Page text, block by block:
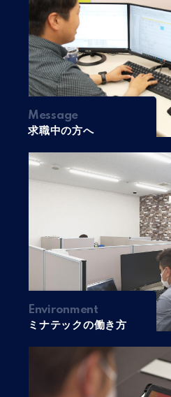
Message
求職中の方へ
Environment
ミナテックの働き方